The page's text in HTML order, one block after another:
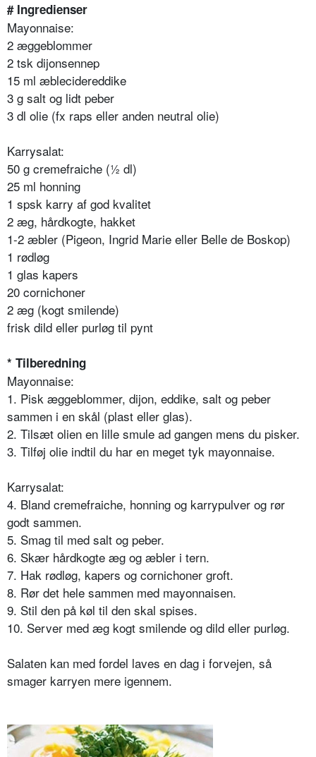
# Ingredienser
Mayonnaise:
2 æggeblommer
2 tsk dijonsennep
15 ml æblecidereddike
3 g salt og lidt peber
3 dl olie (fx raps eller anden neutral olie)
Karrysalat:
50 g cremefraiche (½ dl)
25 ml honning
1 spsk karry af god kvalitet
2 æg, hårdkogte, hakket
1-2 æbler (Pigeon, Ingrid Marie eller Belle de Boskop)
1 rødløg
1 glas kapers
20 cornichoner
2 æg (kogt smilende)
frisk dild eller purløg til pynt
* Tilberedning
Mayonnaise:
1. Pisk æggeblommer, dijon, eddike, salt og peber
sammen i en skål (plast eller glas).
2. Tilsæt olien en lille smule ad gangen mens du pisker.
3. Tilføj olie indtil du har en meget tyk mayonnaise.
Karrysalat:
4. Bland cremefraiche, honning og karrypulver og rør
godt sammen.
5. Smag til med salt og peber.
6. Skær hårdkogte æg og æbler i tern.
7. Hak rødløg, kapers og cornichoner groft.
8. Rør det hele sammen med mayonnaisen.
9. Stil den på køl til den skal spises.
10. Server med æg kogt smilende og dild eller purløg.
Salaten kan med fordel laves en dag i forvejen, så
smager karryen mere igennem.